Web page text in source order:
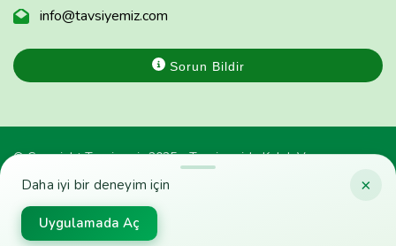
×
Daha iyi bir deneyim için
Uygulamada Aç
info@tavsiyemiz.com
Sorun Bildir
© Copyright Tavsiyemiz 2025 - Tavsiyemiz'e Kulak Ver